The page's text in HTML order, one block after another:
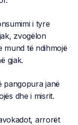
i tyre
zvogëlon
mund të ndihmojë
gjak.
pangopura janë
dhe i misrit.
arrorët